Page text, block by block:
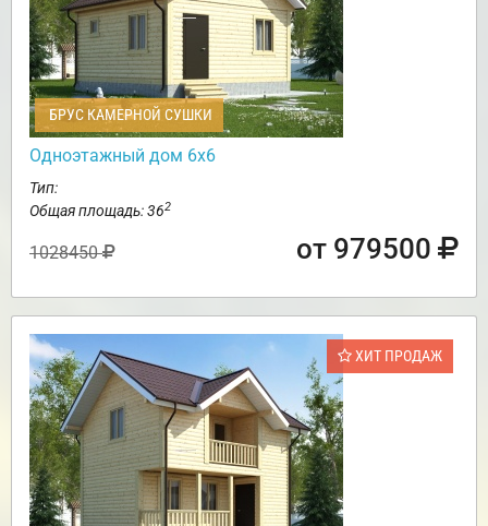
БРУС КАМЕРНОЙ СУШКИ
Одноэтажный дом 6х6
Тип:
Общая площадь: 362
1028450 от 979500
ХИТ ПРОДАЖ